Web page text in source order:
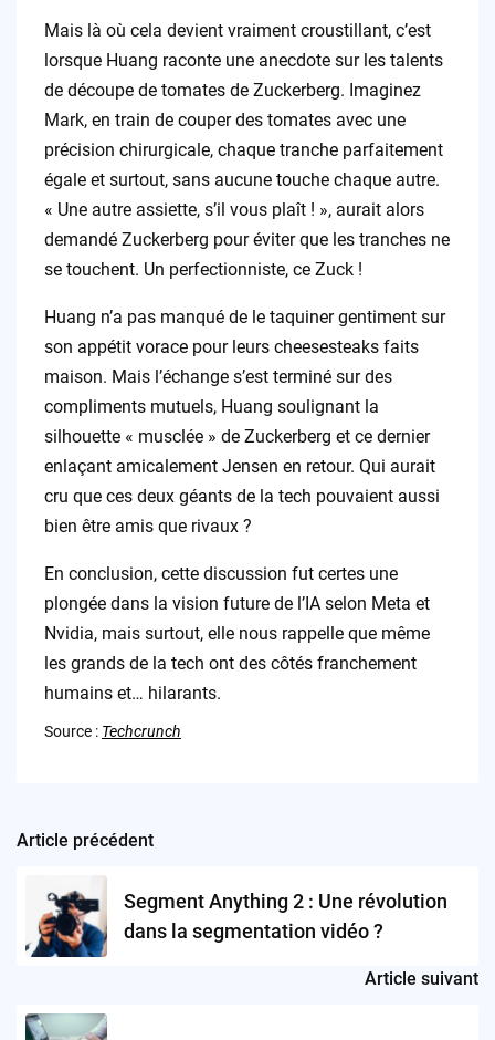
Mais là où cela devient vraiment croustillant, c’est
lorsque Huang raconte une anecdote sur les talents
de découpe de tomates de Zuckerberg. Imaginez
Mark, en train de couper des tomates avec une
précision chirurgicale, chaque tranche parfaitement
égale et surtout, sans aucune touche chaque autre.
« Une autre assiette, s’il vous plaît ! », aurait alors
demandé Zuckerberg pour éviter que les tranches ne
se touchent. Un perfectionniste, ce Zuck !
Huang n’a pas manqué de le taquiner gentiment sur
son appétit vorace pour leurs cheesesteaks faits
maison. Mais l’échange s’est terminé sur des
compliments mutuels, Huang soulignant la
silhouette « musclée » de Zuckerberg et ce dernier
enlaçant amicalement Jensen en retour. Qui aurait
cru que ces deux géants de la tech pouvaient aussi
bien être amis que rivaux ?
En conclusion, cette discussion fut certes une
plongée dans la vision future de l’IA selon Meta et
Nvidia, mais surtout, elle nous rappelle que même
les grands de la tech ont des côtés franchement
humains et… hilarants.
Source : Techcrunch
Post
navigation
Article précédent
Segment Anything 2 : Une révolution
dans la segmentation vidéo ?
Article suivant